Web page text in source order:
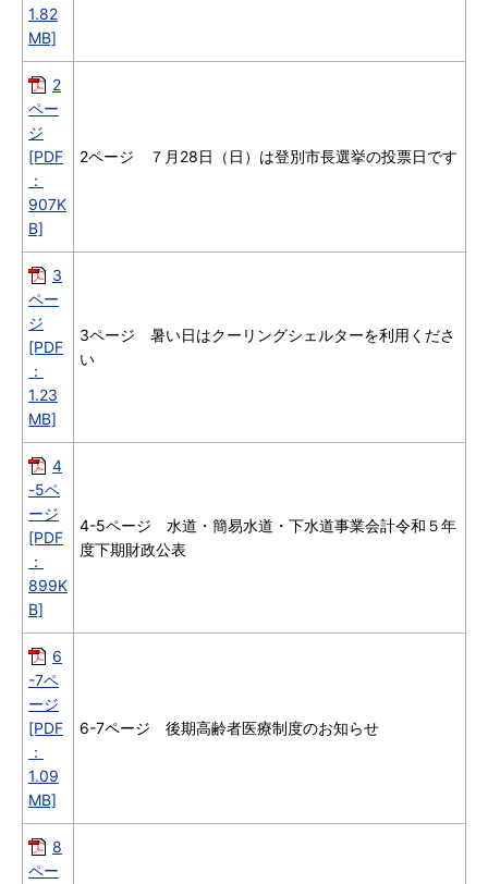
1.82
MB]
2
ペー
ジ
[PDF
：
907K
B]
2ページ ７月28日（日）は登別市長選挙の投票日です
3
ペー
ジ
[PDF
：
1.23
MB]
3ページ 暑い日はクーリングシェルターを利用くださ
い
4
-5ペ
ージ
[PDF
：
899K
B]
4-5ページ 水道・簡易水道・下水道事業会計令和５年
度下期財政公表
6
-7ペ
ージ
[PDF
：
1.09
MB]
6-7ページ 後期高齢者医療制度のお知らせ
8
ペー